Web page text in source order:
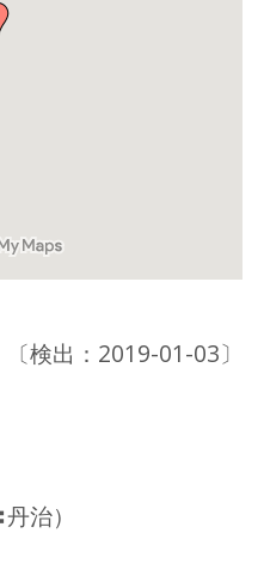
〔検出：2019-01-03〕
治）